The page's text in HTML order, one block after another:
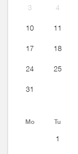
3 4
10 11
17 18
24 25
31
Mo Tu
1